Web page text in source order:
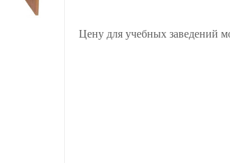
Цену для учебных заведений